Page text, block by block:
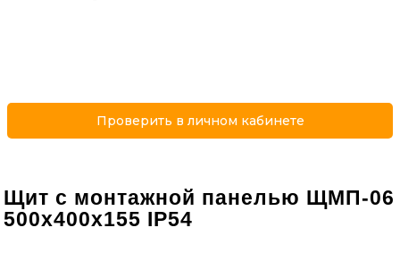
Проверить в личном кабинете
Щит с монтажной панелью ЩМП-06
500х400х155 IP54